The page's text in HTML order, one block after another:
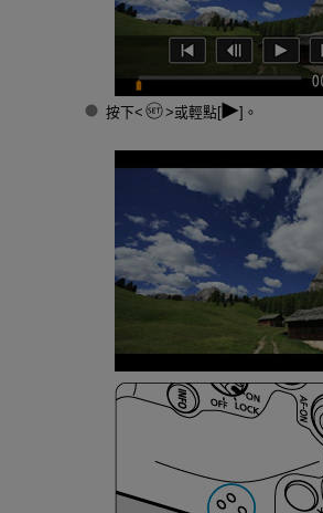
按下 或輕點[ ]。